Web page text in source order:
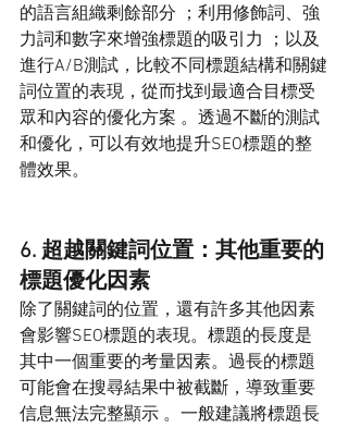
的語言組織剩餘部分 ；利用修飾詞、強
力詞和數字來增強標題的吸引力 ；以及
進行A/B測試，比較不同標題結構和關鍵
詞位置的表現，從而找到最適合目標受
眾和內容的優化方案 。透過不斷的測試
和優化，可以有效地提升SEO標題的整
體效果。
6. 超越關鍵詞位置：其他重要的
標題優化因素
除了關鍵詞的位置，還有許多其他因素
會影響SEO標題的表現。標題的長度是
其中一個重要的考量因素。過長的標題
可能會在搜尋結果中被截斷，導致重要
信息無法完整顯示 。一般建議將標題長